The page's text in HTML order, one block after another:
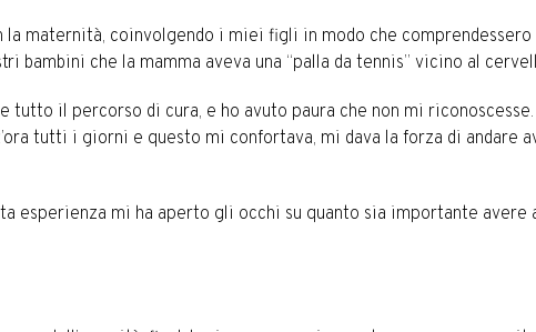
maternità, coinvolgendo i miei figli in modo che
bambini che la mamma aveva una “palla da tennis” vicino al
il percorso di cura, e ho avuto paura che non mi
tutti i giorni e questo mi confortava, mi dava la forza di andare
esperienza mi ha aperto gli occhi su quanto sia importante